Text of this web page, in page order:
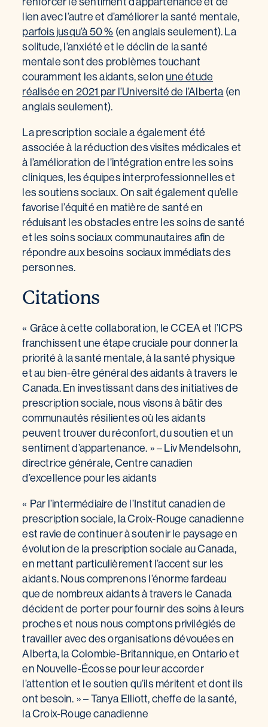
lien avec l’autre et d’améliorer la santé mentale,
parfois jusqu’à 50 % (en anglais seulement). La
solitude, l’anxiété et le déclin de la santé
mentale sont des problèmes touchant
couramment les aidants, selon une étude
réalisée en 2021 par l’Université de l’Alberta (en
anglais seulement).
La prescription sociale a également été
associée à la réduction des visites médicales et
à l’amélioration de l’intégration entre les soins
cliniques, les équipes interprofessionnelles et
les soutiens sociaux. On sait également qu’elle
favorise l’équité en matière de santé en
réduisant les obstacles entre les soins de santé
et les soins sociaux communautaires afin de
répondre aux besoins sociaux immédiats des
personnes.
Citations
« Grâce à cette collaboration, le CCEA et l’ICPS
franchissent une étape cruciale pour donner la
priorité à la santé mentale, à la santé physique
et au bien-être général des aidants à travers le
Canada. En investissant dans des initiatives de
prescription sociale, nous visons à bâtir des
communautés résilientes où les aidants
peuvent trouver du réconfort, du soutien et un
sentiment d’appartenance. » – Liv Mendelsohn,
directrice générale, Centre canadien
d’excellence pour les aidants
« Par l’intermédiaire de l’Institut canadien de
prescription sociale, la Croix-Rouge canadienne
est ravie de continuer à soutenir le paysage en
évolution de la prescription sociale au Canada,
en mettant particulièrement l’accent sur les
aidants. Nous comprenons l’énorme fardeau
que de nombreux aidants à travers le Canada
décident de porter pour fournir des soins à leurs
proches et nous nous comptons privilégiés de
travailler avec des organisations dévouées en
Alberta, la Colombie-Britannique, en Ontario et
en Nouvelle-Écosse pour leur accorder
l’attention et le soutien qu’ils méritent et dont ils
ont besoin. » – Tanya Elliott, cheffe de la santé,
la Croix-Rouge canadienne